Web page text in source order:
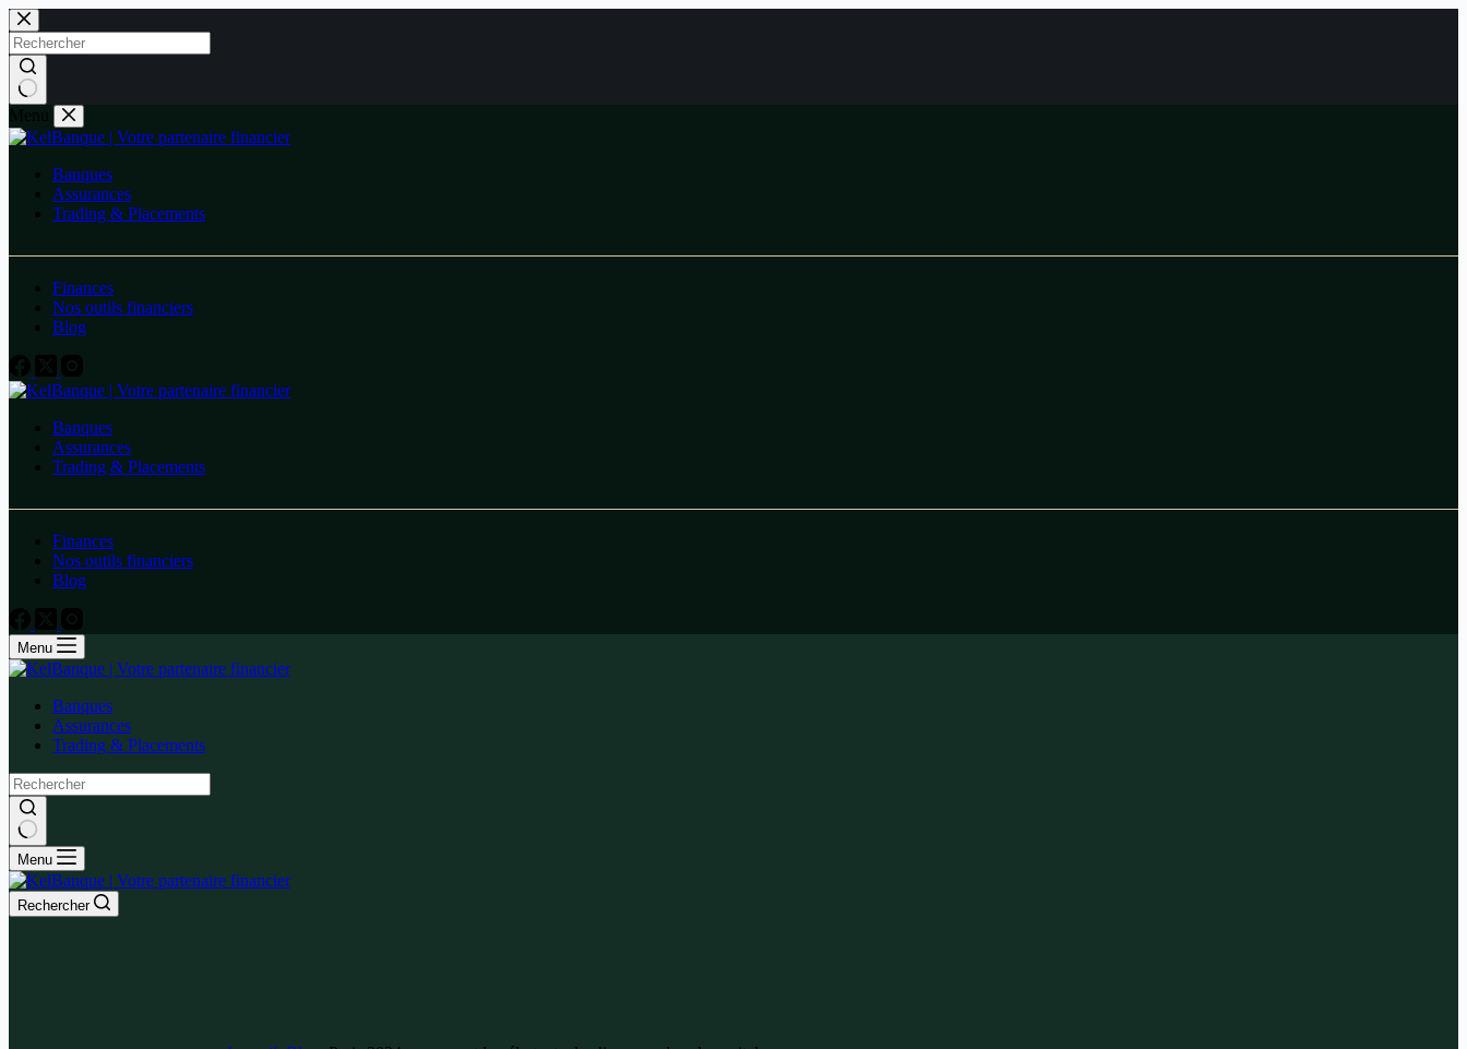
Banques
Assurances
Trading & Placements
Finances
Nos outils financiers
Blog
Banques
Assurances
Trading & Placements
Finances
Nos outils financiers
Blog
Menu
Banques
Assurances
Trading & Placements
Menu
Rechercher